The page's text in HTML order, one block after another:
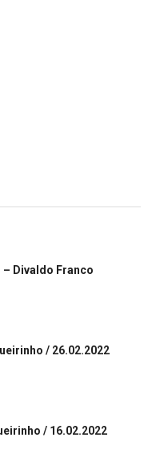
Divaldo Franco
/ 26.02.2022
/ 16.02.2022